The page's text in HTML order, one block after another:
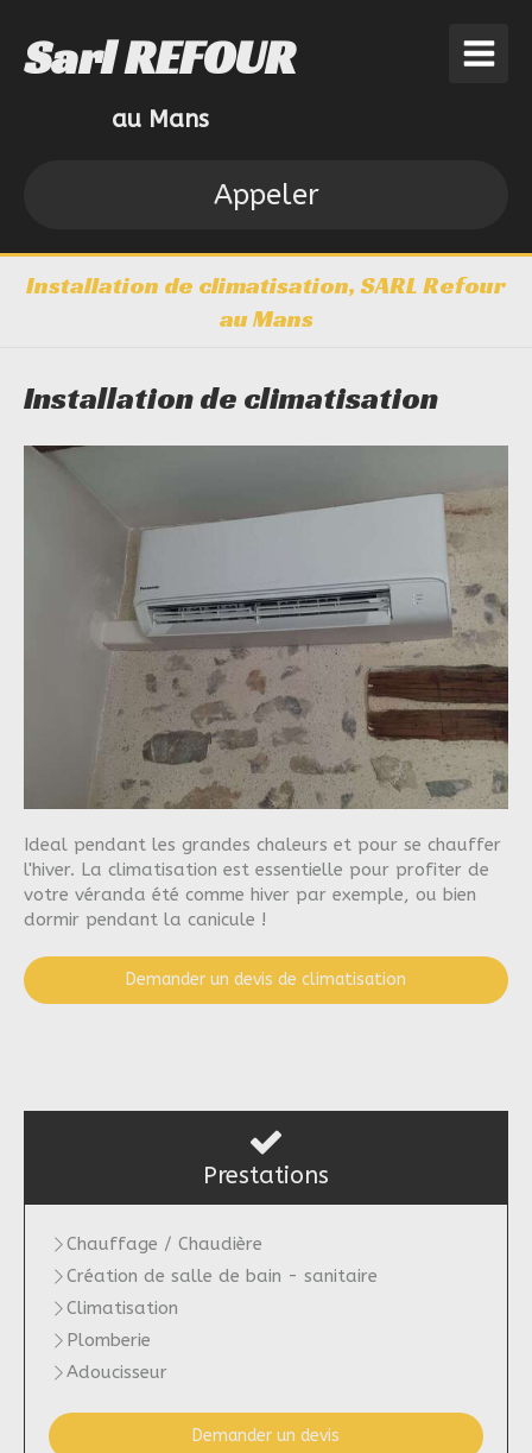
Sarl REFOUR
au Mans
Appeler
Installation de climatisation, SARL Refour
au Mans
Installation de climatisation
Ideal pendant les grandes chaleurs et pour se chauffer
l'hiver. La climatisation est essentielle pour profiter de
votre véranda été comme hiver par exemple, ou bien
dormir pendant la canicule !
Demander un devis de climatisation
Prestations
Chauffage / Chaudière
Création de salle de bain - sanitaire
Climatisation
Plomberie
Adoucisseur
Demander un devis